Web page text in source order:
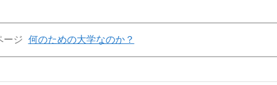
ージ 何のための大学なのか？